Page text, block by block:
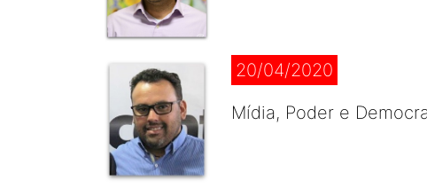
20/04/2020
Mídia, Poder e